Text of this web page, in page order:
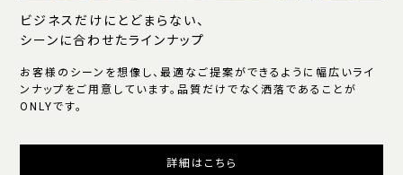
ビジネスだけにとどまらない、
シーンに合わせたラインナップ
お客様のシーンを想像し、最適なご提案ができるように幅広いライ
ンナップをご用意しています。品質だけでなく洒落であることが
ONLYです。
詳細はこちら